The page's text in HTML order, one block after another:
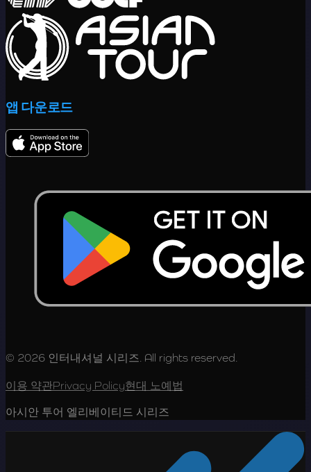
앱 다운로드
© 2026 인터내셔널 시리즈. All rights reserved.
이용 약관Privacy Policy현대 노예법
아시안 투어 엘리베이티드 시리즈